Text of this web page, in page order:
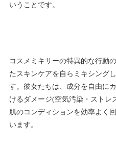
いうことです。
コスメミキサーの特異的な行動
たスキンケアを自らミキシング
す。彼女たちは、成分を自由に
けるダメージ(空気汚染・ストレ
肌のコンディションを効率よく
います。